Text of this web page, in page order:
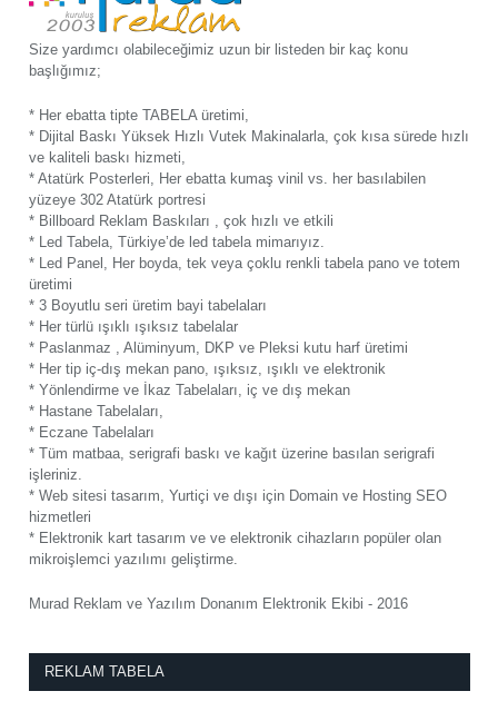
Size yardımcı olabileceğimiz uzun bir listeden bir kaç konu
başlığımız;
* Her ebatta tipte TABELA üretimi,
* Dijital Baskı Yüksek Hızlı Vutek Makinalarla, çok kısa sürede hızlı
ve kaliteli baskı hizmeti,
* Atatürk Posterleri, Her ebatta kumaş vinil vs. her basılabilen
yüzeye 302 Atatürk portresi
* Billboard Reklam Baskıları , çok hızlı ve etkili
* Led Tabela, Türkiye’de led tabela mimarıyız.
* Led Panel, Her boyda, tek veya çoklu renkli tabela pano ve totem
üretimi
* 3 Boyutlu seri üretim bayi tabelaları
* Her türlü ışıklı ışıksız tabelalar
* Paslanmaz , Alüminyum, DKP ve Pleksi kutu harf üretimi
* Her tip iç-dış mekan pano, ışıksız, ışıklı ve elektronik
* Yönlendirme ve İkaz Tabelaları, iç ve dış mekan
* Hastane Tabelaları,
* Eczane Tabelaları
* Tüm matbaa, serigrafi baskı ve kağıt üzerine basılan serigrafi
işleriniz.
* Web sitesi tasarım, Yurtiçi ve dışı için Domain ve Hosting SEO
hizmetleri
* Elektronik kart tasarım ve ve elektronik cihazların popüler olan
mikroişlemci yazılımı geliştirme.
Murad Reklam ve Yazılım Donanım Elektronik Ekibi - 2016
REKLAM TABELA